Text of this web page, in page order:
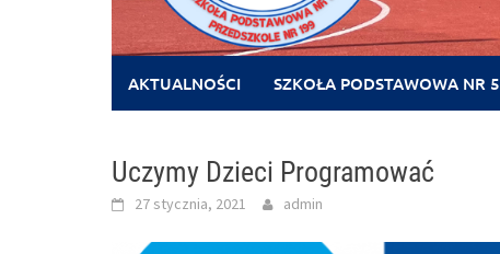
AKTUALNOŚCI SZKOŁA PODSTAWOWA NR 5
Uczymy Dzieci Programować
27 stycznia, 2021 admin